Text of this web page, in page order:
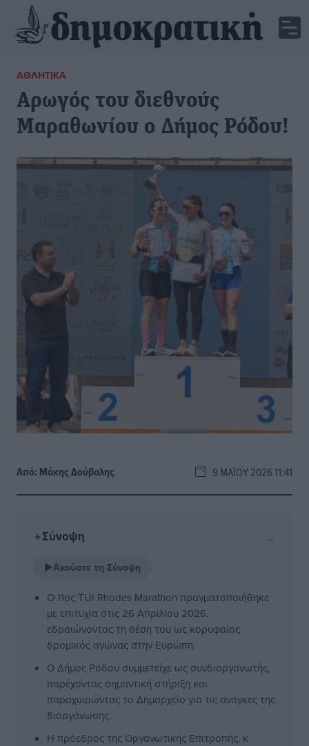
ΑΘΛΗΤΙΚΆ
Αρωγός του διεθνούς
Μαραθωνίου ο Δήμος Ρόδου!
Από: Μάκης Δούβαλης 9 ΜΑΪ́ΟΥ 2026 11:41
✦Σύνοψη ⌄
▶Ακούστε τη Σύνοψη
Ο 11ος TUI Rhodes Marathon πραγματοποιήθηκε
με επιτυχία στις 26 Απριλίου 2026,
εδραιώνοντας τη θέση του ως κορυφαίος
δρομικός αγώνας στην Ευρώπη.
Ο Δήμος Ρόδου συμμετείχε ως συνδιοργανωτής,
παρέχοντας σημαντική στήριξη και
παραχωρώντας το Δημαρχείο για τις ανάγκες της
διοργάνωσης.
Η πρόεδρος της Οργανωτικής Επιτροπής, κ.